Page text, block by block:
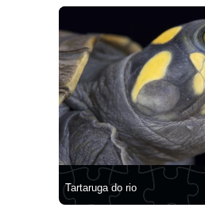
Tartaruga do rio